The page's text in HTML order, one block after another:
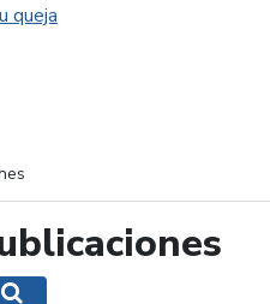
queja
opciones de búsqueda